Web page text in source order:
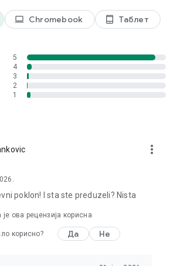
laptop Chromebook tablet_android Таблет
5
4
3
2
1
more_vert
poklon! I sta ste preduzeli? Nista
ова рецензија корисна
корисно? Да Не